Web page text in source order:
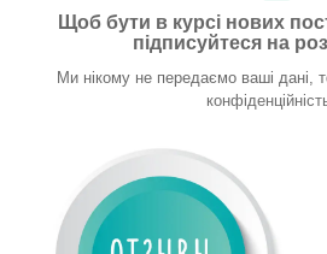
Щоб бути в курсі нових
підписуйтеся на
Ми нікому не передаємо ваші дані,